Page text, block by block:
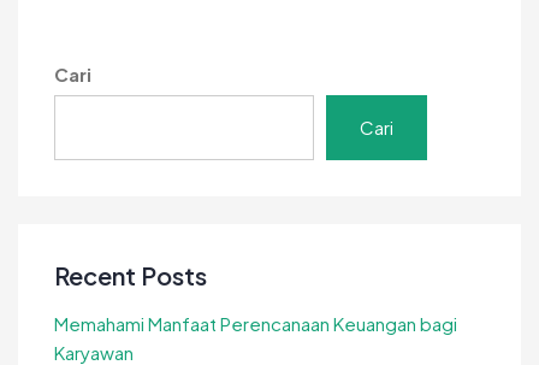
Harus
Cari
Cari
Recent Posts
Memahami Manfaat Perencanaan Keuangan bagi
Karyawan